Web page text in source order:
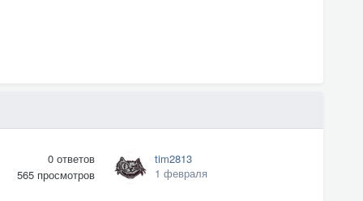
0 ответов
565 просмотров
tim2813
1 февраля